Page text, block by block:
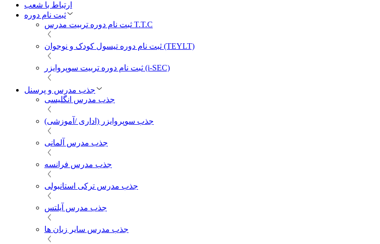
ارتباط با شعب
ثبت نام دوره
ثبت نام دوره تربیت مدرس T.T.C
ثبت نام دوره تیسول کودک و نوجوان (TEYLT)
ثبت نام دوره تربیت سوپروایزر (i-SEC)
جذب مدرس و پرسنل
جذب مدرس انگلیسی
جذب سوپروایزر (اداری /آموزشی)
جذب مدرس آلمانی
جذب مدرس فرانسه
جذب مدرس ترکی استانبولی
جذب مدرس آیلتس
جذب مدرس سایر زبان ها